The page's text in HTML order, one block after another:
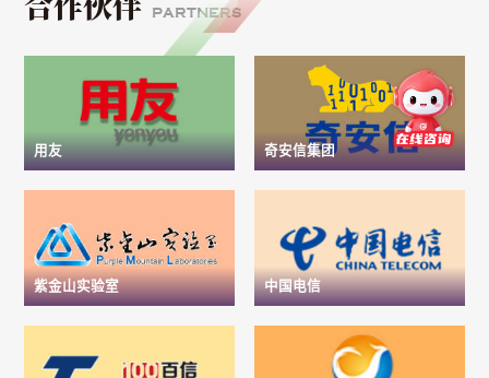
PARTNERS
用友 奇安信集团
紫金山实验室 中国电信